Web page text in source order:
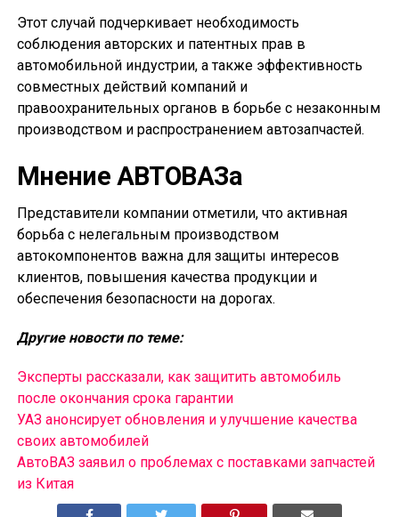
Этот случай подчеркивает необходимость
соблюдения авторских и патентных прав в
автомобильной индустрии, а также эффективность
совместных действий компаний и
правоохранительных органов в борьбе с незаконным
производством и распространением автозапчастей.
Мнение АВТОВАЗа
Представители компании отметили, что активная
борьба с нелегальным производством
автокомпонентов важна для защиты интересов
клиентов, повышения качества продукции и
обеспечения безопасности на дорогах.
Другие новости по теме:
Эксперты рассказали, как защитить автомобиль
после окончания срока гарантии
УАЗ анонсирует обновления и улучшение качества
своих автомобилей
АвтоВАЗ заявил о проблемах с поставками запчастей
из Китая